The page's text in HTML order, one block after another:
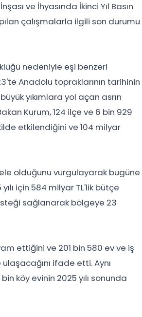
ve İhyasında İkinci Yıl Basın
çalışmalarla ilgili son durumu
nedeniyle eşi benzeri
Anadolu topraklarının tarihinin
yıkımlara yol açan asrın
Kurum, 124 ilçe ve 6 bin 929
etkilendiğini ve 104 milyar
olduğunu vurgulayarak bugüne
için 584 milyar TL'lik bütçe
sağlanarak bölgeye 23
ettiğini ve 201 bin 580 ev ve iş
ifade etti. Aynı
köy evinin 2025 yılı sonunda